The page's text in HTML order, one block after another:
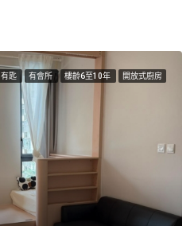
有匙 有會所 樓齡6至10年 開放式廚房